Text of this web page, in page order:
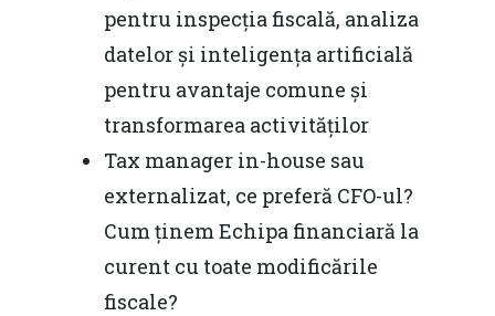
pentru inspecția fiscală, analiza
datelor și inteligența artificială
pentru avantaje comune și
transformarea activităților
Tax manager in-house sau
externalizat, ce preferă CFO-ul?
Cum ținem Echipa financiară la
curent cu toate modificările
fiscale?